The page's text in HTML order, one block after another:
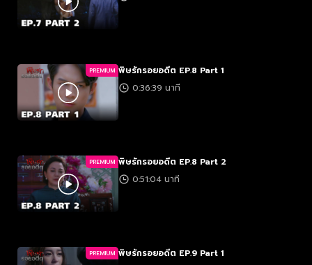
PREMIUM พิษรักรอยอดีต EP.8 Part 1
0:36:39 นาที
PREMIUM พิษรักรอยอดีต EP.8 Part 2
0:51:04 นาที
PREMIUM พิษรักรอยอดีต EP.9 Part 1